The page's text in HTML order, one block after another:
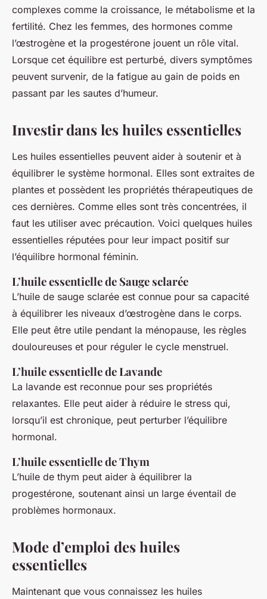
complexes comme la croissance, le métabolisme et la
fertilité. Chez les femmes, des hormones comme
l’œstrogène et la progestérone jouent un rôle vital.
Lorsque cet équilibre est perturbé, divers symptômes
peuvent survenir, de la fatigue au gain de poids en
passant par les sautes d’humeur.
Investir dans les huiles essentielles
Les huiles essentielles peuvent aider à soutenir et à
équilibrer le système hormonal. Elles sont extraites de
plantes et possèdent les propriétés thérapeutiques de
ces dernières. Comme elles sont très concentrées, il
faut les utiliser avec précaution. Voici quelques huiles
essentielles réputées pour leur impact positif sur
l’équilibre hormonal féminin.
L’huile essentielle de Sauge sclarée
L’huile de sauge sclarée est connue pour sa capacité
à équilibrer les niveaux d’œstrogène dans le corps.
Elle peut être utile pendant la ménopause, les règles
douloureuses et pour réguler le cycle menstruel.
L’huile essentielle de Lavande
La lavande est reconnue pour ses propriétés
relaxantes. Elle peut aider à réduire le stress qui,
lorsqu’il est chronique, peut perturber l’équilibre
hormonal.
L’huile essentielle de Thym
L’huile de thym peut aider à équilibrer la
progestérone, soutenant ainsi un large éventail de
problèmes hormonaux.
Mode d’emploi des huiles
essentielles
Maintenant que vous connaissez les huiles